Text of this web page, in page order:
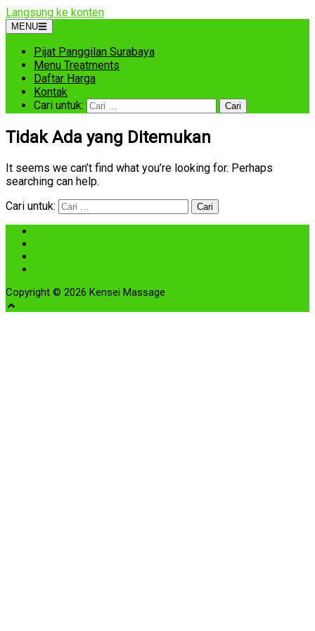
Langsung ke konten
MENU
Pijat Panggilan Surabaya
Menu Treatments
Daftar Harga
Kontak
Cari untuk:
Tidak Ada yang Ditemukan
It seems we can’t find what you’re looking for. Perhaps
searching can help.
Cari untuk:
Copyright © 2026 Kensei Massage